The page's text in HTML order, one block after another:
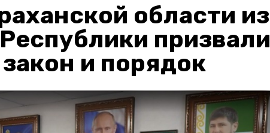
области из
призвали
и порядок